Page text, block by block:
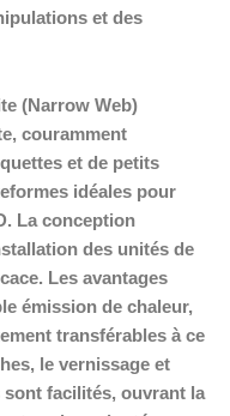
et des
(Narrow Web)
couramment
et de petits
idéales pour
La conception
des unités de
Les avantages
émission de chaleur,
transférables à ce
le vernissage et
sont facilités, ouvrant la